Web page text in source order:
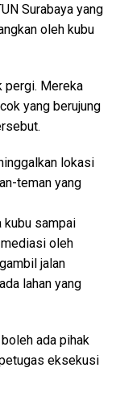
Surabaya yang
oleh kubu
pergi. Mereka
yang berujung
lokasi
teman yang
kubu sampai
oleh
jalan
lahan yang
ada pihak
eksekusi